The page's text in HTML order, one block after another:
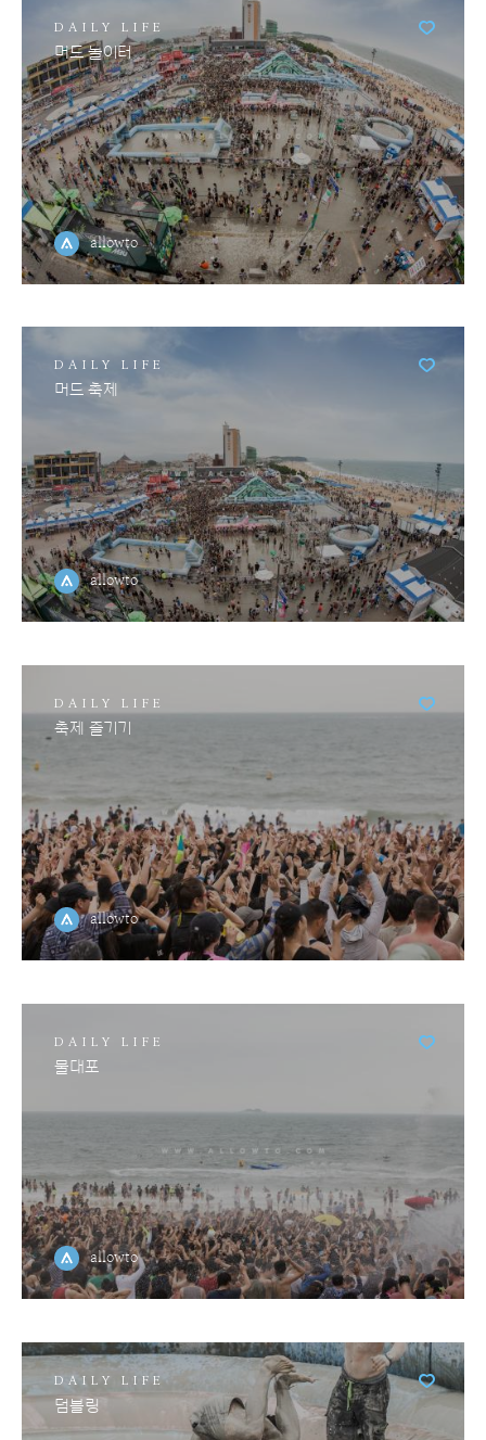
DAILY LIFE
머드 놀이터
allowto
DAILY LIFE
머드 축제
allowto
DAILY LIFE
축제 즐기기
allowto
DAILY LIFE
물대포
allowto
DAILY LIFE
덤블링